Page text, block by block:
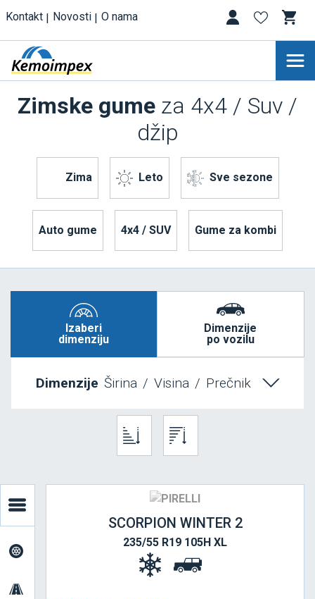
Kontakt Novosti O nama
Zima Leto Sve sezone
Zimske gume za 4x4 / Suv /
džip
Auto gume 4x4 / SUV Gume za kombi
Izaberi
dimenziju
Dimenzije Širina / Visina / Prečnik
Dimenzije
po vozilu
SCORPION WINTER 2
235/55 R19 105H XL